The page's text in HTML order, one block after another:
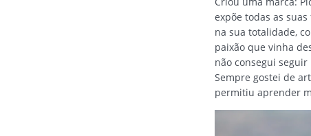
expõe todas as
na sua totalidade,
paixão que vinha
não consegui
Sempre gostei de
permitiu aprender